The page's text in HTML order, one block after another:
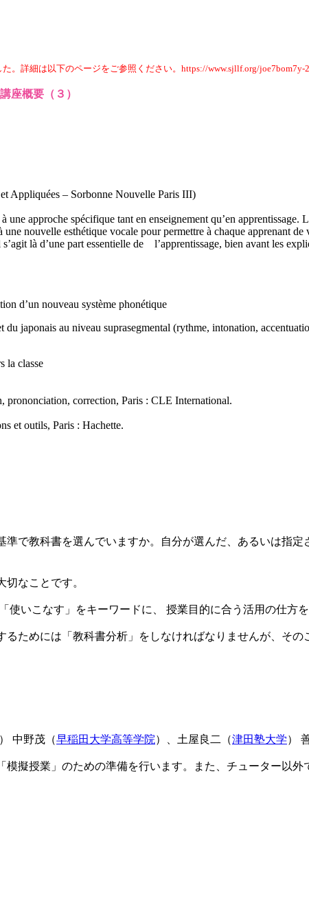
。詳細は以下のページをご参照ください。https://www.sjllf.org/joe7bom7y-
座概要（３）
Appliquées – Sorbonne Nouvelle Paris III)
approche spécifique tant en enseignement qu’en apprentissage.
nouvelle esthétique vocale pour permettre à chaque apprenant
là d’une part essentielle de l’apprentissage, bien avant les
d’un nouveau système phonétique
du japonais au niveau suprasegmental (rythme, intonation,
la classe
correction, Paris : CLE International.
et outils, Paris : Hachette.
で教科書を選んでいますか。自分が選んだ、あるいは指
なことです。
いこなす」をキーワードに、 授業目的に合う活用の仕方を
ためには「教科書分析」をしなければなりませんが、その
中野茂（早稲田大学高等学院）、土屋良二（津田塾大学）
擬授業」のための準備を行います。また、チューター以